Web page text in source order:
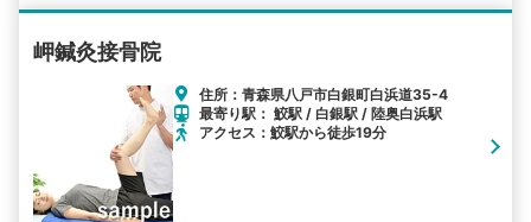
岬鍼灸接骨院
住所：青森県八戸市白銀町白浜道35-4
最寄り駅： 鮫駅 / 白銀駅 / 陸奥白浜駅
アクセス：鮫駅から徒歩19分